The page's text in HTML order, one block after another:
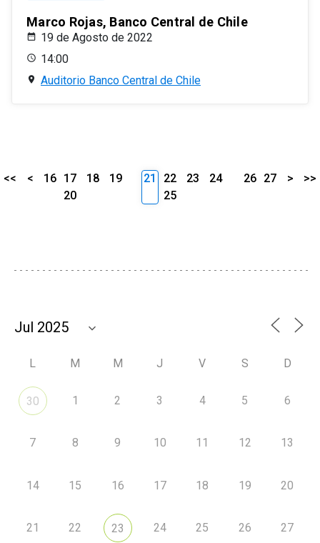
Marco Rojas, Banco Central de Chile
19 de Agosto de 2022
14:00
Auditorio Banco Central de Chile
<< < 16 17 18
19
20
21 22 23
24
25
26 27 > >>
L M M J V S D
30 1 2 3 4 5 6
7 8 9 10 11 12 13
14 15 16 17 18 19 20
21 22 23 24 25 26 27